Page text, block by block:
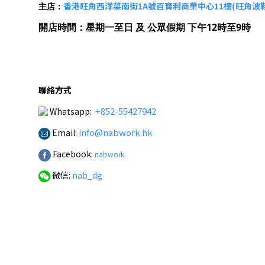
主店： 香港旺角西洋菜南街1A號百寶利商業中心11樓(旺角波
開店時間 ：星期一至日 及 公眾假期 下午12時至9時
聯絡方式
Whatsapp: +852-55427942
Email: info@nabwork.hk
Facebook: nabwork
微信: nab_dg